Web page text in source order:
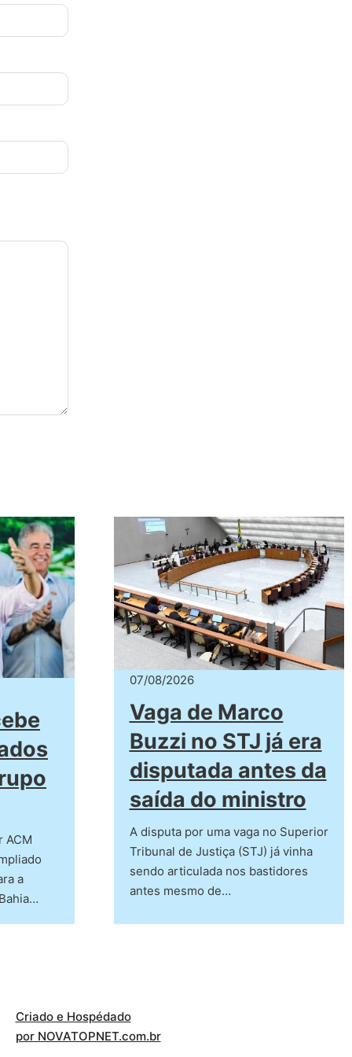
ACM
a
07/08/2026
Vaga de Marco
Buzzi no STJ já era
disputada antes da
saída do ministro
A disputa por uma vaga no Superior
Tribunal de Justiça (STJ) já vinha
sendo articulada nos bastidores
antes mesmo de…
Criado e Hospédado
por NOVATOPNET.com.br